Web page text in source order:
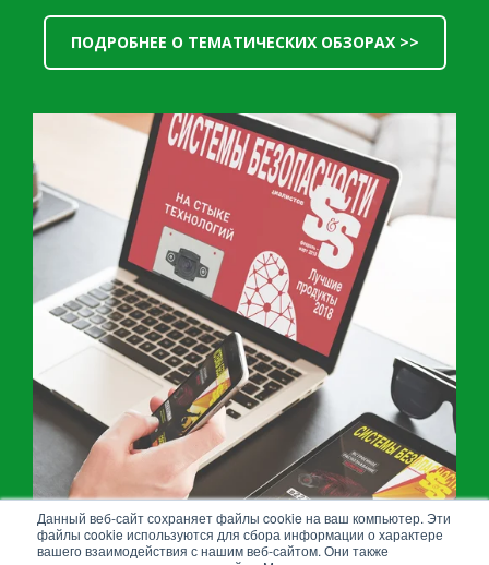
Данный веб-сайт сохраняет файлы cookie на ваш компьютер. Эти
файлы cookie используются для сбора информации о характере
вашего взаимодействия с нашим веб-сайтом. Они также
ПОДРОБНЕЕ О ТЕМАТИЧЕСКИХ ОБЗОРАХ >>